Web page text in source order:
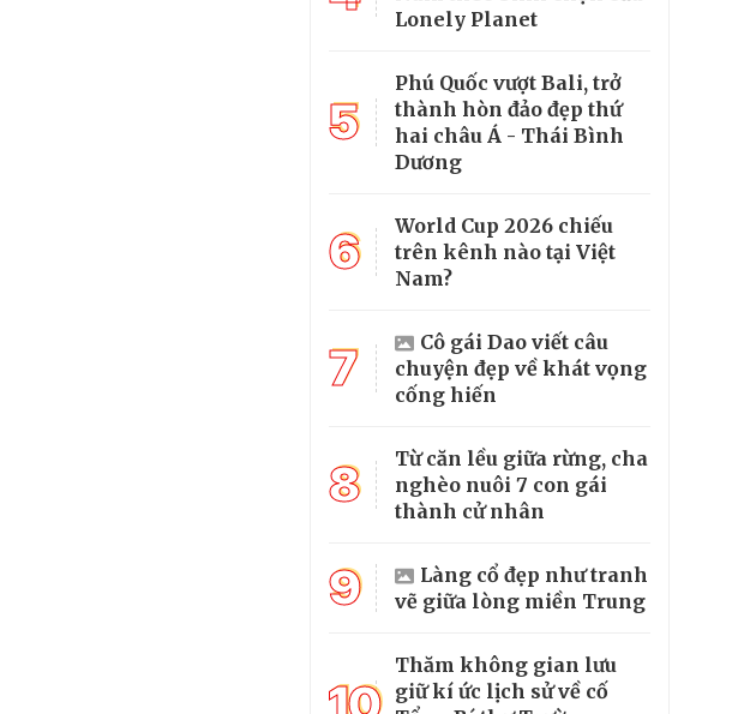
Lonely Planet
5
Phú Quốc vượt Bali, trở
thành hòn đảo đẹp thứ
hai châu Á - Thái Bình
Dương
6
World Cup 2026 chiếu
trên kênh nào tại Việt
Nam?
7
Cô gái Dao viết câu
chuyện đẹp về khát vọng
cống hiến
8
Từ căn lều giữa rừng, cha
nghèo nuôi 7 con gái
thành cử nhân
9
Làng cổ đẹp như tranh
vẽ giữa lòng miền Trung
Thăm không gian lưu
giữ kí ức lịch sử về cố